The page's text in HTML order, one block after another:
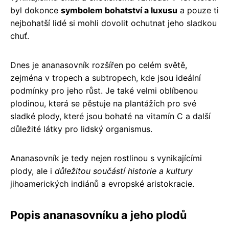
byl dokonce symbolem bohatství a luxusu a pouze ti
nejbohatší lidé si mohli dovolit ochutnat jeho sladkou
chuť.
Dnes je ananasovník rozšířen po celém světě,
zejména v tropech a subtropech, kde jsou ideální
podmínky pro jeho růst. Je také velmi oblíbenou
plodinou, která se pěstuje na plantážích pro své
sladké plody, které jsou bohaté na vitamín C a další
důležité látky pro lidský organismus.
Ananasovník je tedy nejen rostlinou s vynikajícími
plody, ale i důležitou součástí historie a kultury
jihoamerických indiánů a evropské aristokracie.
Popis ananasovníku a jeho plodů